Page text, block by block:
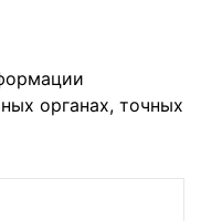
органах, точных